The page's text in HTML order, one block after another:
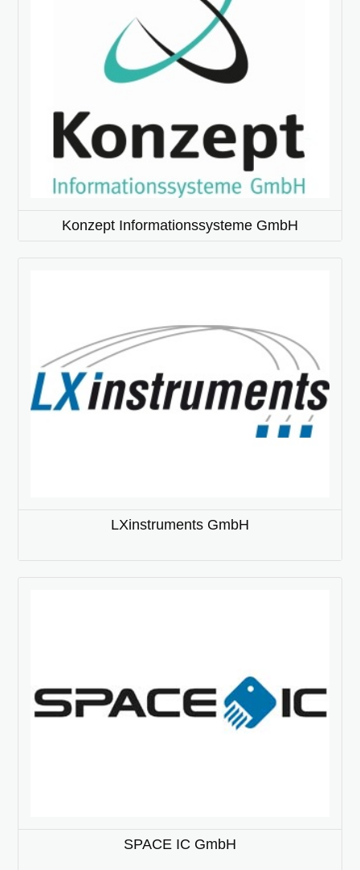
Konzept Informationssysteme GmbH
LXinstruments GmbH
SPACE IC GmbH